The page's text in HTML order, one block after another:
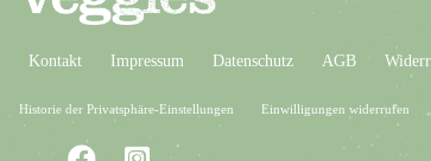
Kontakt Impressum Datenschutz AGB
Historie der Privatsphäre-Einstellungen Einwilligungen widerrufen